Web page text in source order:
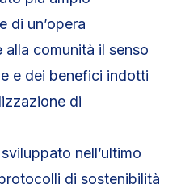
di un’opera
comunità il senso
e dei benefici indotti
di
nell’ultimo
di sostenibilità